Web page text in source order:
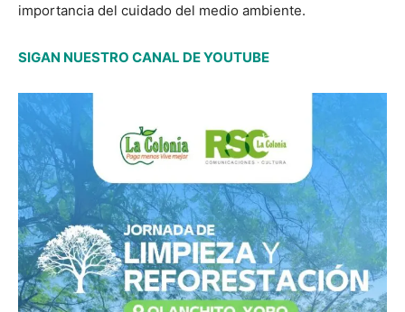
importancia del cuidado del medio ambiente.
SIGAN NUESTRO CANAL DE YOUTUBE